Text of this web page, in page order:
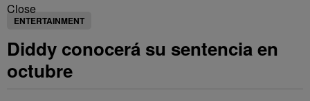
Close
ENTERTAINMENT
Diddy conocerá su sentencia en
octubre